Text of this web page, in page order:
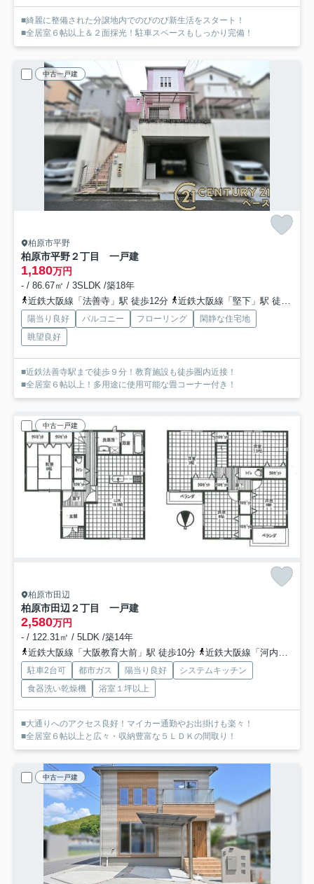
■綺麗に整備された分譲地内でのびのび新生活をスタート！
■全居室６帖以上＆２面採光！駐車スペースもしっかり完備！
中古一戸建
柏原市平野
柏原市平野２丁目 一戸建
1,180万円
- / 86.67㎡ / 3SLDK /築18年
近鉄大阪線「法善寺」駅 徒歩12分
近鉄大阪線「堅下」駅 徒歩12分
陽当り良好 バルコニー フローリング
閑静な住宅地
眺望良好
■近鉄法善寺駅まで徒歩９分！教育施設も徒歩圏内近接！
■全居室６帖以上！多用途に使用可能な畳コーナー付き！
中古一戸建
柏原市田辺
柏原市田辺２丁目 一戸建
2,580万円
- / 122.31㎡ / 5LDK /築14年
近鉄大阪線「大阪教育大前」駅 徒歩10分
近鉄大阪線「河内国分」駅 徒歩17分
駐車2台可 都市ガス 陽当り良好
システムキッチン
食器洗い乾燥機
浴室１坪以上
■大通りへのアクセス良好！マイカー通勤やお出掛けも楽々！
■全居室６帖以上と広々・収納豊富な５ＬＤＫの間取り！
中古一戸建